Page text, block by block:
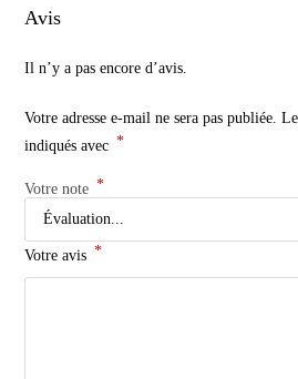
Avis
Il n’y a pas encore d’avis.
Votre adresse e-mail ne sera pas publiée.
indiqués avec *
Votre note *
Votre avis *